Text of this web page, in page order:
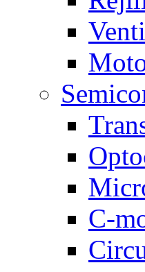
C-